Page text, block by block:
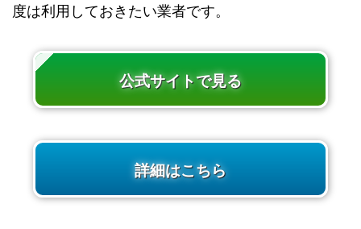
度は利用しておきたい業者です。
公式サイトで見る
詳細はこちら